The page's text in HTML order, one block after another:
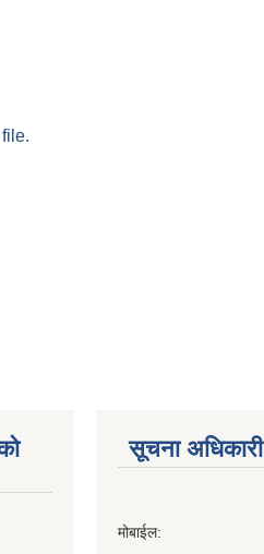
सूचना अधिकारी
मोबाईल: